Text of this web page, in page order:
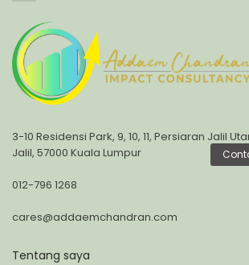
3-10 Residensi Park, 9, 10, 11, Persiaran Jalil
Jalil, 57000 Kuala Lumpur
012-796 1268
cares@addaemchandran.com
Tentang saya